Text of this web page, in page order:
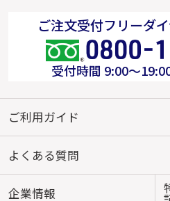
ご注文受付フリーダ
受付時間 9:00～
ご利用ガイド
よくある質問
企業情報